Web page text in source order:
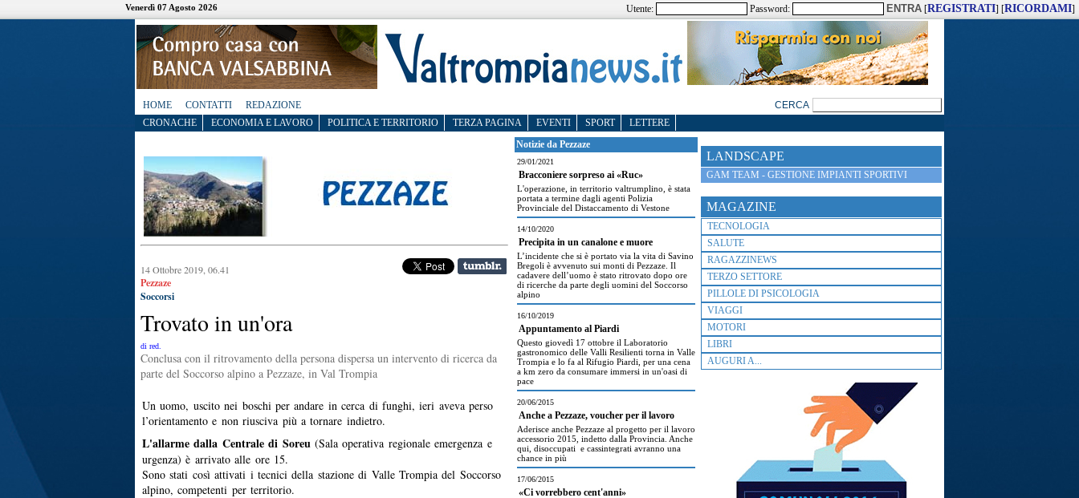
Venerdì 07 Agosto 2026 Utente: Password: [REGISTRATI] [RICORDAMI]
HOME CONTATTI
REDAZIONE
CRONACHE
ECONOMIA E LAVORO POLITICA E TERRITORIO TERZA PAGINA EVENTI SPORT LETTERE
LANDSCAPE
GAM TEAM - GESTIONE IMPIANTI SPORTIVI
MAGAZINE
TECNOLOGIA
SALUTE
RAGAZZINEWS
TERZO SETTORE
PILLOLE DI PSICOLOGIA
VIAGGI
MOTORI
LIBRI
AUGURI A...
14 Ottobre 2019, 06.41
Pezzaze
Soccorsi
Trovato in un'ora
di red.
Conclusa con il ritrovamento della persona dispersa un intervento di ricerca da
parte del Soccorso alpino a Pezzaze, in Val Trompia
Un uomo, uscito nei boschi per andare in cerca di funghi, ieri aveva perso
l’orientamento e non riusciva più a tornare indietro.
L'allarme dalla Centrale di Soreu(Sala operativa regionale emergenza e
urgenza) è arrivato alle ore 15.
Sono stati così attivati i tecnici della stazione di Valle Trompia del Soccorso
alpino, competenti per territorio.
Notizie da Pezzaze
29/01/2021
Bracconiere sorpreso ai «Ruc»
L'operazione, in territorio valtrumplino, è stata
portata a termine dagli agenti Polizia
Provinciale del Distaccamento di Vestone
14/10/2020
Precipita in un canalone e muore
L’incidente che si è portato via la vita di Savino
Bregoli è avvenuto sui monti di Pezzaze. Il
cadavere dell’uomo è stato ritrovato dopo ore
di ricerche da parte degli uomini del Soccorso
alpino
16/10/2019
Appuntamento al Piardi
Questo giovedì 17 ottobre il Laboratorio
gastronomico delle Valli Resilienti torna in Valle
Trompia e lo fa al Rifugio Piardi, per una cena
a km zero da consumare immersi in un'oasi di
pace
20/06/2015
Anche a Pezzaze, voucher per il lavoro
Aderisce anche Pezzaze al progetto per il lavoro
accessorio 2015, indetto dalla Provincia. Anche
qui, disoccupati e cassintegrati avranno una
chance in più
17/06/2015
«Ci vorrebbero cent'anni»